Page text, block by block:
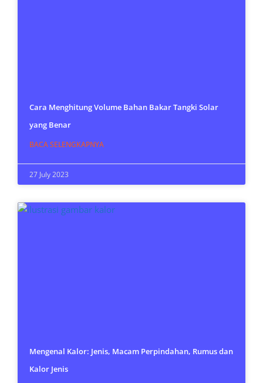
Cara Menghitung Volume Bahan Bakar Tangki Solar
yang Benar
BACA SELENGKAPNYA
27 July 2023
Mengenal Kalor: Jenis, Macam Perpindahan, Rumus dan
Kalor Jenis